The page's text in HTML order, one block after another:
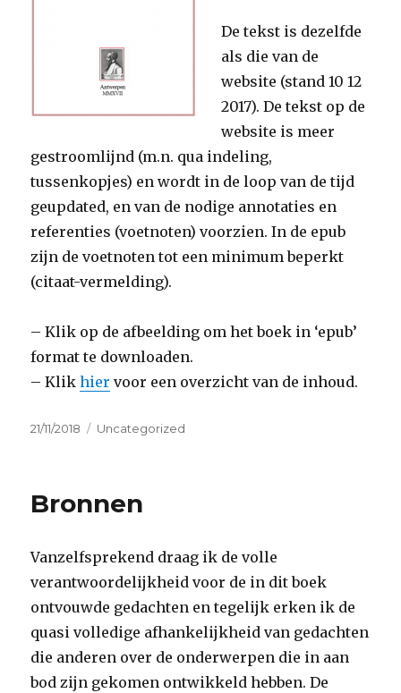
De tekst is dezelfde
als die van de
website (stand 10 12
2017). De tekst op de
website is meer
gestroomlijnd (m.n. qua indeling,
tussenkopjes) en wordt in de loop van de tijd
geupdated, en van de nodige annotaties en
referenties (voetnoten) voorzien. In de epub
zijn de voetnoten tot een minimum beperkt
(citaat-vermelding).
– Klik op de afbeelding om het boek in ‘epub’
format te downloaden.
– Klikhier voor een overzicht van de inhoud.
Geplaatst
21/11/2018 Categorieën
Uncategorized
Bronnen
Vanzelfsprekend draag ik de volle
verantwoordelijkheid voor de in dit boek
ontvouwde gedachten en tegelijk erken ik de
quasi volledige afhankelijkheid van gedachten
die anderen over de onderwerpen die in aan
bod zijn gekomen ontwikkeld hebben. De